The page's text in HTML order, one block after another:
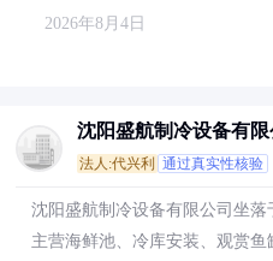
2026年8月4日
沈阳盛航制冷设备有限
法人:代兴利 通过真实性核验
沈阳盛航制冷设备有限公司坐落
主营海鲜池、冷库安装、观赏